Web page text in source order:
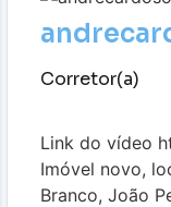
Corretor(a)
Link do vídeo
Imóvel novo,
Branco, João